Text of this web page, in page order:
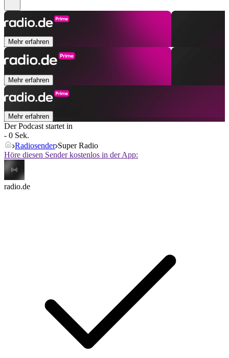
Mehr erfahren
Mehr erfahren
Mehr erfahren
Der Podcast startet in
- 0 Sek.
Radiosender Super Radio
Höre diesen Sender kostenlos in der App:
radio.de